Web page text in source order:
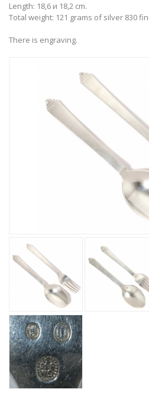
Length: 18,6 и 18,2 cm.
Total weight: 121 grams of silver 830
There is engraving.